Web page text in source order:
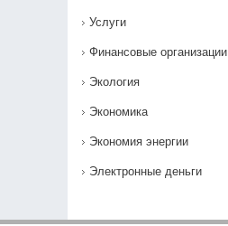
Услуги
Финансовые организации
Экология
Экономика
Экономия энергии
Электронные деньги